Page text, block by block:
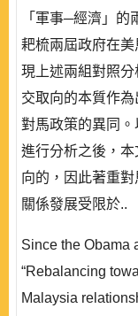
「軍事─經濟」
耙梳兩屆政府在
現上述兩組對照
交取向的本質作
對馬政策的異同
進行分析之後，
向的，因此著重
關係發展受限於..
Since the Obama
“Rebalancing
Malaysia